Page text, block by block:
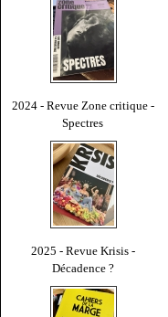
2024 - Revue Zone critique -
Spectres
2025 - Revue Krisis -
Décadence ?